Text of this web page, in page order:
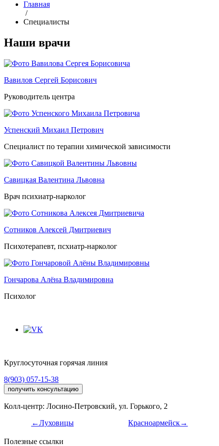
Главная
/
Специалисты
Наши врачи
Вавилов Сергей Борисович
Руководитель центра
Успенский Михаил Петрович
Специалист по терапии химической зависимости
Савицкая Валентина Львовна
Врач психиатр-нарколог
Сотников Алексей Дмитриевич
Психотерапевт, псхиатр-нарколог
Гончарова Алёна Владимировна
Психолог
Круглосуточная горячая линия
8(903) 057-15-38
получить консультацию
Колл-центр: Лосино-Петровский, ул. Горького, 2
←Луховицы
Красноармейск→
Полезные ссылки